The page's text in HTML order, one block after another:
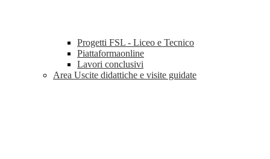
Progetti FSL - Liceo e Tecnico
Piattaformaonline
Lavori conclusivi
Area Uscite didattiche e visite guidate